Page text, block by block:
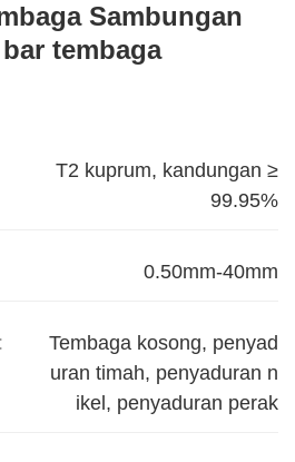
Sambungan
tembaga
T2 kuprum, kandungan ≥
99.95%
0.50mm-40mm
Tembaga kosong, penyad
uran timah, penyaduran n
ikel, penyaduran perak